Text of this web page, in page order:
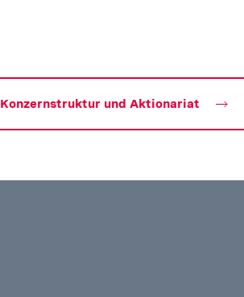
Konzernstruktur und Aktionariat